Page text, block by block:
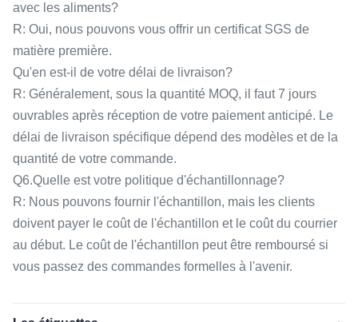
avec les aliments?
R: Oui, nous pouvons vous offrir un certificat SGS de
matière première.
Qu'en est-il de votre délai de livraison?
R: Généralement, sous la quantité MOQ, il faut 7 jours
ouvrables après réception de votre paiement anticipé. Le
délai de livraison spécifique dépend des modèles et de la
quantité de votre commande.
Q6.Quelle est votre politique d'échantillonnage?
R: Nous pouvons fournir l'échantillon, mais les clients
doivent payer le coût de l'échantillon et le coût du courrier
au début. Le coût de l'échantillon peut être remboursé si
vous passez des commandes formelles à l'avenir.